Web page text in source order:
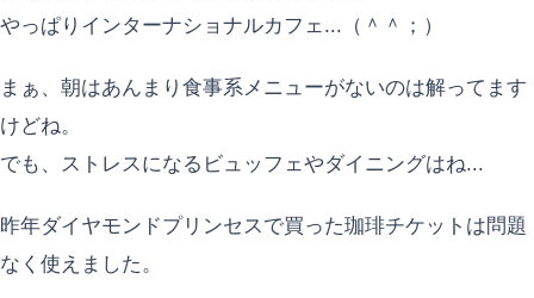
やっぱりインターナショナルカフェ...（＾＾；）
まぁ、朝はあんまり食事系メニューがないのは解ってます
けどね。
でも、ストレスになるビュッフェやダイニングはね...
昨年ダイヤモンドプリンセスで買った珈琲チケットは問題
なく使えました。